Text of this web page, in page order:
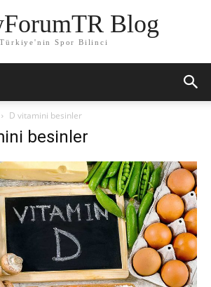
Blog
Türkiye'nin Spor Bilinci
D vitamini besinler
besinler